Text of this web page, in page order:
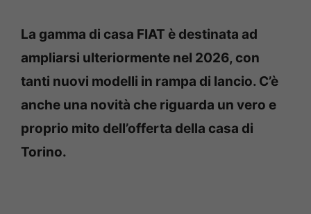
La gamma di casa FIAT è destinata ad
ampliarsi ulteriormente nel 2026, con
tanti nuovi modelli in rampa di lancio. C’è
anche una novità che riguarda un vero e
proprio mito dell’offerta della casa di
Torino.